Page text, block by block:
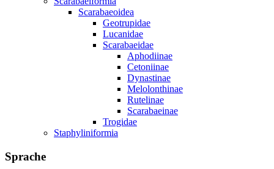
Scarabaeoidea
Geotrupidae
Lucanidae
Scarabaeidae
Aphodiinae
Cetoniinae
Dynastinae
Melolonthinae
Rutelinae
Scarabaeinae
Trogidae
Staphyliniformia
Sprache